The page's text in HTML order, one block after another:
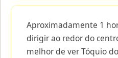
Aproximadamente 1
dirigir ao redor do
melhor de ver Tóquio